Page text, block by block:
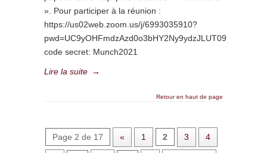
». Pour participer à la réunion :
https://us02web.zoom.us/j/6993035910?
pwd=UC9yOHFmdzAzd0o3bHY2Ny9ydzJLUT09
code secret: Munch2021
Lire la suite →
Retour en haut de page
Page 2 de 17 « 1 2 3 4